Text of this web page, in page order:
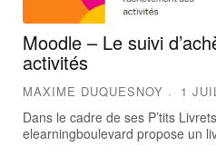
Moodle – Le suivi
activités
MAXIME DUQUESNOY 1
Dans le cadre de ses P’tits
elearningboulevard propose un